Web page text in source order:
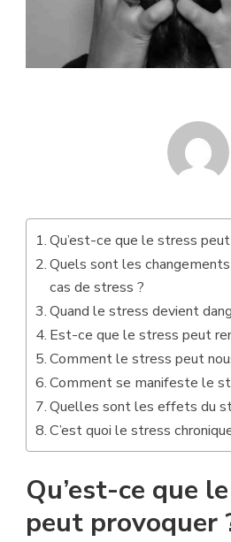
Qu’est-ce que le stress
Quels sont les changements
cas de stress ?
Quand le stress devient
Est-ce que le stress peut
Comment le stress peut
Comment se manifeste le
Quelles sont les effets du
C’est quoi le stress
Qu’est-ce que
peut provoquer